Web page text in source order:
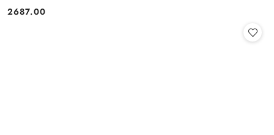
Cena:
2687.00